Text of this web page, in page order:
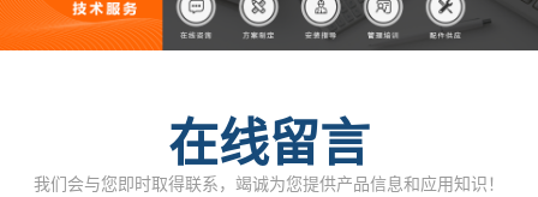
在线留言
我们会与您即时取得联系，竭诚为您提供产品信息和应用知识！